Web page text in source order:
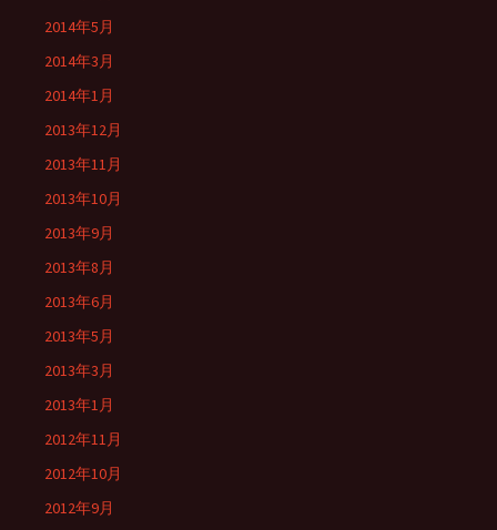
2014年5月
2014年3月
2014年1月
2013年12月
2013年11月
2013年10月
2013年9月
2013年8月
2013年6月
2013年5月
2013年3月
2013年1月
2012年11月
2012年10月
2012年9月